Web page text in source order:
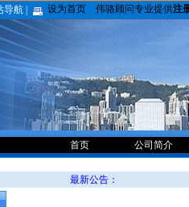
导航 | 设为首页 伟骆顾问专业提供注
首页 公司简介
最新公告：